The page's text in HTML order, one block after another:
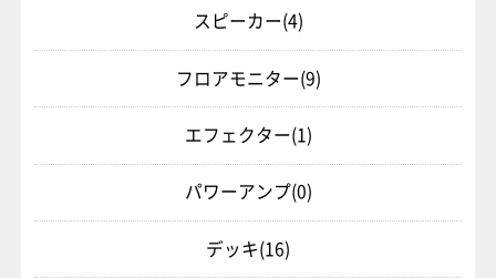
スピーカー(4)
フロアモニター(9)
エフェクター(1)
パワーアンプ(0)
デッキ(16)